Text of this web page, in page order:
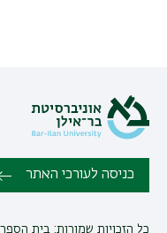
כניסה לעורכי האתר
כל הזכויות שמורות: בית